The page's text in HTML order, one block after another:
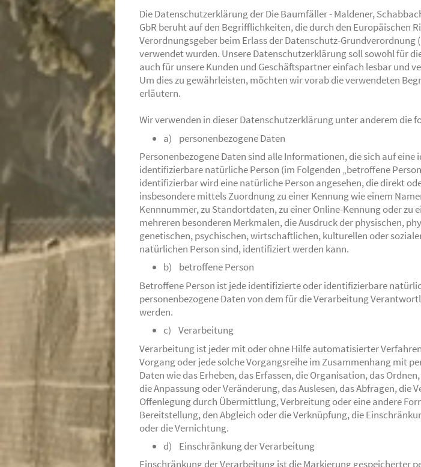
Die Datenschutzerklärung der Die Baumfäller - Maldener,
GbR beruht auf den Begrifflichkeiten, die durch den Europäischen
Verordnungsgeber beim Erlass der Datenschutz-Grundverordnung
verwendet wurden. Unsere Datenschutzerklärung soll sowohl für
auch für unsere Kunden und Geschäftspartner einfach lesbar und
Um dies zu gewährleisten, möchten wir vorab die verwendeten
erläutern.
Wir verwenden in dieser Datenschutzerklärung unter anderem die
a) personenbezogene Daten
Personenbezogene Daten sind alle Informationen, die sich auf eine
identifizierbare natürliche Person (im Folgenden „betroffene
identifizierbar wird eine natürliche Person angesehen, die direkt
insbesondere mittels Zuordnung zu einer Kennung wie einem
Kennnummer, zu Standortdaten, zu einer Online-Kennung oder zu
mehreren besonderen Merkmalen, die Ausdruck der physischen,
genetischen, psychischen, wirtschaftlichen, kulturellen oder
natürlichen Person sind, identifiziert werden kann.
b) betroffene Person
Betroffene Person ist jede identifizierte oder identifizierbare
personenbezogene Daten von dem für die Verarbeitung
werden.
c) Verarbeitung
Verarbeitung ist jeder mit oder ohne Hilfe automatisierter
Vorgang oder jede solche Vorgangsreihe im Zusammenhang mit
Daten wie das Erheben, das Erfassen, die Organisation, das
die Anpassung oder Veränderung, das Auslesen, das Abfragen, die
Offenlegung durch Übermittlung, Verbreitung oder eine andere
Bereitstellung, den Abgleich oder die Verknüpfung, die
oder die Vernichtung.
d) Einschränkung der Verarbeitung
Einschränkung der Verarbeitung ist die Markierung gespeicherter